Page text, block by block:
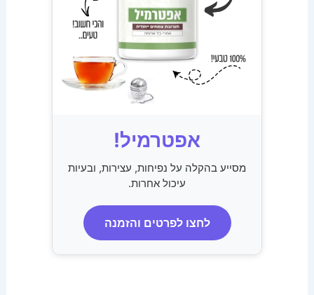
אפטרמיל!
מסייע בהקלה על נפיחות, עצירות, ובעיות
עיכול אחרות.
לחצו לפרטים והזמנה